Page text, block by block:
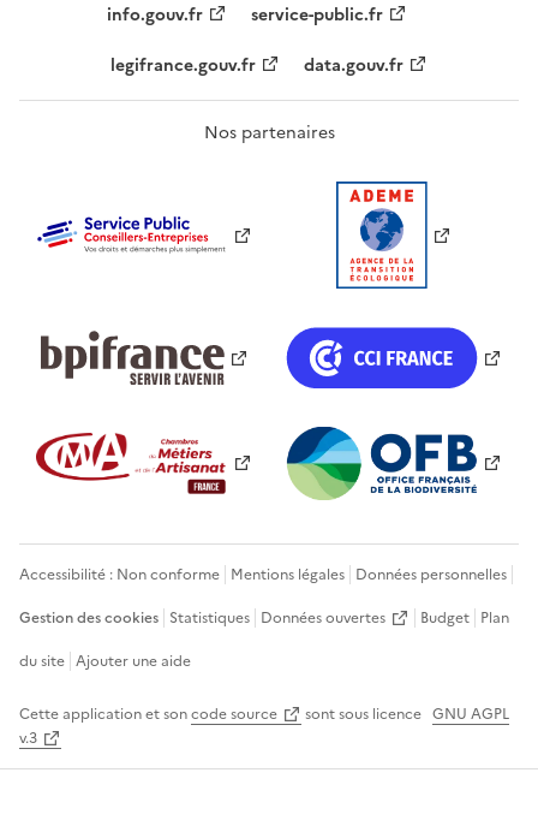
info.gouv.fr
service-public.fr
legifrance.gouv.fr
data.gouv.fr
Nos partenaires
Accessibilité : Non conforme Mentions légales Données personnelles
Gestion des cookies Statistiques Données ouvertes Budget Plan
du site Ajouter une aide
Cette application et soncode source sont sous licence GNU AGPL
v.3